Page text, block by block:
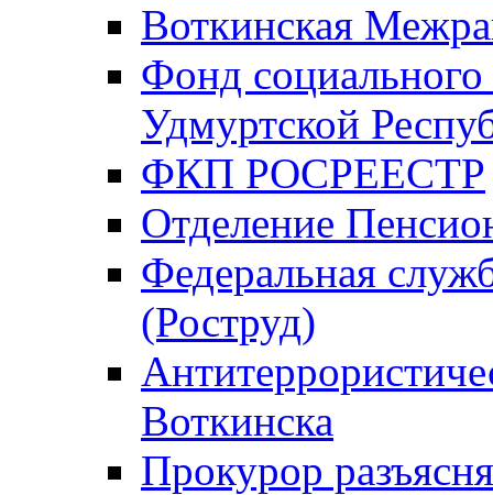
Воткинская
Фонд
Удмуртской
ФКП РОСРЕЕСТР
Отделение
Федеральная
(Роструд)
Воткинска
Прокурор